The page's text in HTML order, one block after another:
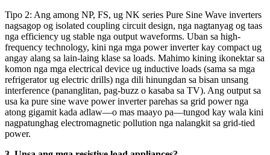
Tipo 2: Ang among NP, FS, ug NK series Pure Sine Wave inverters
nagsagop og isolated coupling circuit design, nga nagtanyag og taas
nga efficiency ug stable nga output waveforms. Uban sa high-
frequency technology, kini nga mga power inverter kay compact ug
angay alang sa lain-laing klase sa loads. Mahimo kining ikonektar sa
komon nga mga electrical device ug inductive loads (sama sa mga
refrigerator ug electric drills) nga dili hinungdan sa bisan unsang
interference (pananglitan, pag-buzz o kasaba sa TV). Ang output sa
usa ka pure sine wave power inverter parehas sa grid power nga
atong gigamit kada adlaw—o mas maayo pa—tungod kay wala kini
nagpatunghag electromagnetic pollution nga nalangkit sa grid-tied
power.